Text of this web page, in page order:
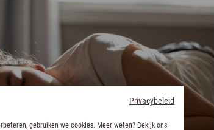
Privacybeleid
gebruiken we cookies. Meer weten? Bekijk ons